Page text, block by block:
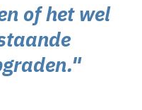
of het wel